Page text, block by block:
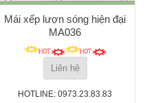
Mái xếp lượn sóng hiện đại
MA036
Liên hệ
HOTLINE: 0973.23.83.83